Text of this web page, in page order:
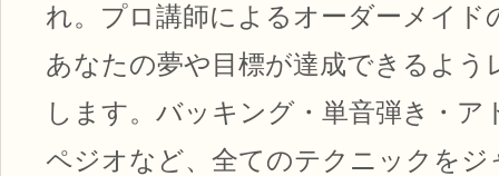
れ。プロ講師によるオーダーメイド
あなたの夢や目標が達成できるよう
します。バッキング・単音弾き・ア
ペジオなど、全てのテクニックをジ